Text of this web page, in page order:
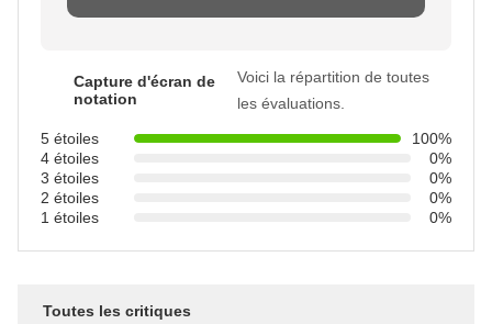
Capture d'écran de
notation
Voici la répartition de toutes
les évaluations.
5 étoiles
100%
4 étoiles
0%
3 étoiles
0%
2 étoiles
0%
1 étoiles
0%
Toutes les critiques